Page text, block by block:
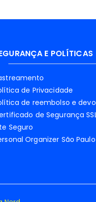
E POLÍTICAS
de Privacidade
de reembolso e
de Segurança
Seguro
Organizer São Paulo